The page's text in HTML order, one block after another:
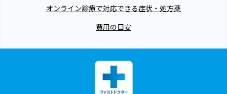
オンライン診療で対応できる症状・処方薬
費用の目安